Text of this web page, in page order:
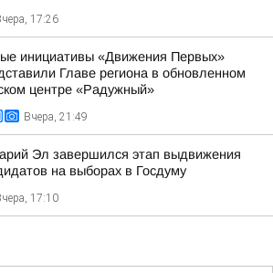
17:26
инициативы «Движения Первых»
Главе региона в обновленном
центре «Радужный»
Вчера, 21:49
Эл завершился этап выдвижения
на выборах в Госдуму
17:10